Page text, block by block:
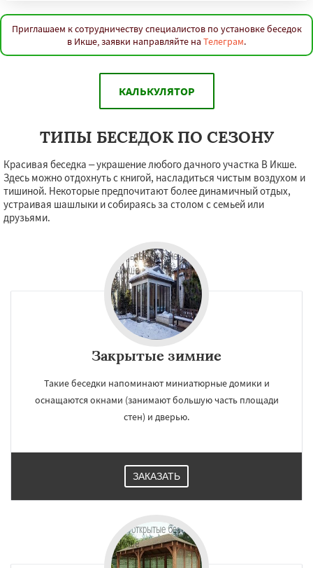
Приглашаем к сотрудничеству специалистов по установке беседок
в Икше, заявки направляйте на Телеграм.
КАЛЬКУЛЯТОР
ТИПЫ БЕСЕДОК ПО СЕЗОНУ
Красивая беседка – украшение любого дачного участка В Икше.
Здесь можно отдохнуть с книгой, насладиться чистым воздухом и
тишиной. Некоторые предпочитают более динамичный отдых,
устраивая шашлыки и собираясь за столом с семьей или
друзьями.
Закрытые зимние
Такие беседки напоминают миниатюрные домики и
оснащаются окнами (занимают большую часть площади
стен) и дверью.
ЗАКАЗАТЬ